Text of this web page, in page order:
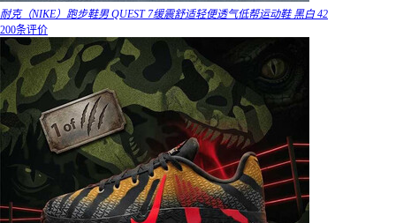
耐克（NIKE）跑步鞋男 QUEST 7缓震舒适轻便透气低帮运动鞋 黑白 42
200条评价